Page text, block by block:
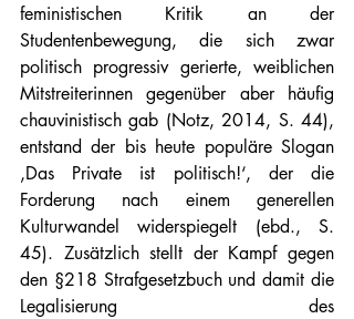
feministischen Kritik an der
Studentenbewegung, die sich zwar
politisch progressiv gerierte, weiblichen
Mitstreiterinnen gegenüber aber häufig
chauvinistisch gab (Notz, 2014, S. 44),
entstand der bis heute populäre Slogan
‚Das Private ist politisch!‘, der die
Forderung nach einem generellen
Kulturwandel widerspiegelt (ebd., S.
45). Zusätzlich stellt der Kampf gegen
den §218 Strafgesetzbuch und damit die
Legalisierung des